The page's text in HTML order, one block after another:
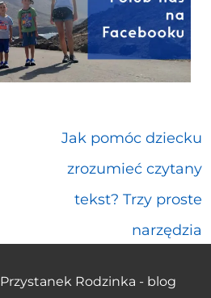
Jak pomóc dziecku
zrozumieć czytany
tekst? Trzy proste
narzędzia
Przystanek Rodzinka - blog